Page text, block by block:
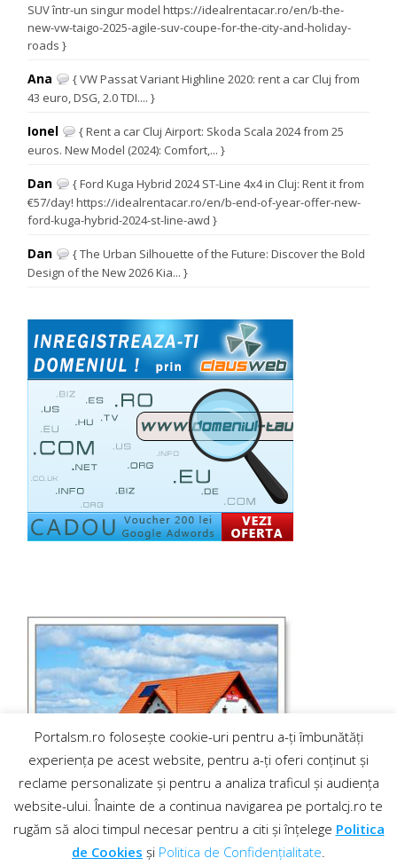
SUV într-un singur model https://idealrentacar.ro/en/b-the-
new-vw-taigo-2025-agile-suv-coupe-for-the-city-and-holiday-
roads }
Ana
{ VW Passat Variant Highline 2020: rent a car Cluj from
43 euro, DSG, 2.0 TDI.... }
Ionel
{ Rent a car Cluj Airport: Skoda Scala 2024 from 25
euros. New Model (2024): Comfort,... }
Dan
{ Ford Kuga Hybrid 2024 ST-Line 4x4 in Cluj: Rent it from
€57/day! https://idealrentacar.ro/en/b-end-of-year-offer-new-
ford-kuga-hybrid-2024-st-line-awd }
Dan
{ The Urban Silhouette of the Future: Discover the Bold
Design of the New 2026 Kia... }
Portalsm.ro folosește cookie-uri pentru a-ți îmbunătăți
experiența pe acest website, pentru a-ți oferi conținut și
reclame personalizate și pentru a analiza traficul și audiența
website-ului. Înainte de a continua navigarea pe portalcj.ro te
rugăm să aloci timpul necesar pentru a citi și înțelege Politica
de Cookies și Politica de Confidențialitate.